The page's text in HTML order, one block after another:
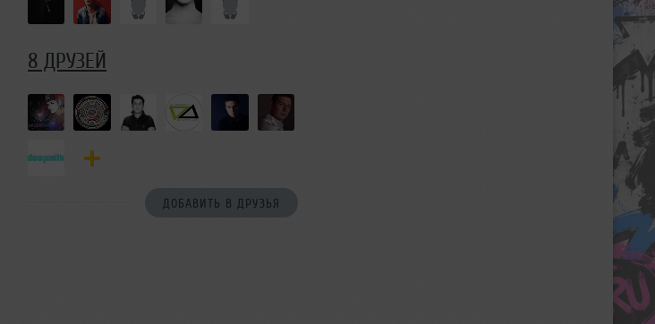
8 ДРУЗЕЙ
ДОБАВИТЬ В ДРУЗЬЯ